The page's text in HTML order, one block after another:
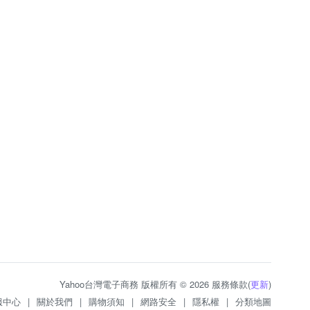
Yahoo台灣電子商務 版權所有 © 2026 服務條款(更新)
中心 | 關於我們 | 購物須知 | 網路安全 | 隱私權 | 分類地圖